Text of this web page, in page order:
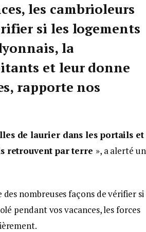
les cambrioleurs
si les logements
la
et leur donne
rapporte nos
de laurier dans les portails et
retrouvent par terre », a alerté un
nombreuses façons de vérifier si
pendant vos vacances, les forces